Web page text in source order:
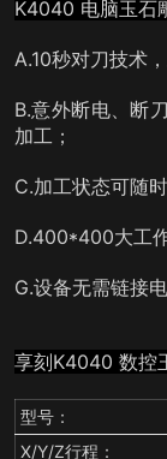
K4040 电脑玉石
A.10秒对刀技术
B.意外断电、断
加工；
C.加工状态可随
D.400*400大工
G.设备无需链接
享刻K4040 数控
型号：
X/Y/Z行程：